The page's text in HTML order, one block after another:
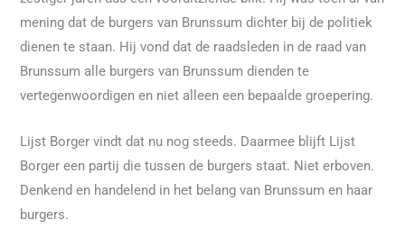
mening dat de burgers van Brunssum dichter bij de politiek
dienen te staan. Hij vond dat de raadsleden in de raad van
Brunssum alle burgers van Brunssum dienden te
vertegenwoordigen en niet alleen een bepaalde groepering.
Lijst Borger vindt dat nu nog steeds. Daarmee blijft Lijst
Borger een partij die tussen de burgers staat. Niet erboven.
Denkend en handelend in het belang van Brunssum en haar
burgers.